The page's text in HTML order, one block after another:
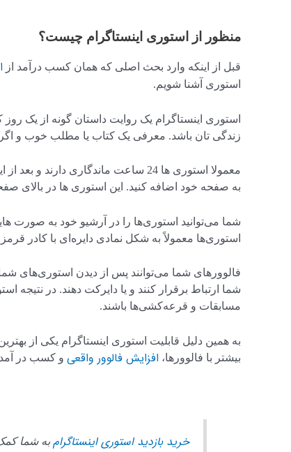
منظور از استوری اینستاگرام چیست؟
قبل از اینکه وارد بحث اصلی که همان کسب درآمد از
استوری آشنا شویم.
استوری اینستاگرام یک روایت داستان گونه از یک
زندگی تان باشد. معرفی یک کتاب یا مطلب خوب و
معمولا استوری ها 24 ساعت ماندگاری
به صفحه خود اضافه کنید. این استوری ها در بالای
شما می‌توانید استوری‌ها را در آرشیو خود به صورت
استوری‌ها معمولاً به شکل نمادی دایره‌ای با کادر
شما ارتباط برقرار کنند و یا دایرکت دهند. در نتیجه
مسابقات و قرعه‌کشی‌ها باشند.
به همین دلیل قابلیت استوری اینستاگرام یکی از
بیشتر با فالوورها، افزایش فالوور واقعی و کسب در آمد
خرید بازدید استوری اینستاگرام به شما